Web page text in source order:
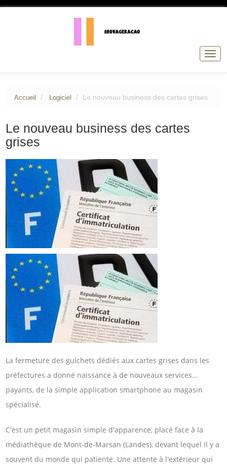
Accueil Logiciel Le nouveau business des cartes grises
Le nouveau business des cartes
grises
La fermeture des guichets dédiés aux cartes grises dans les
préfectures a donné naissance à de nouveaux services…
payants, de la simple application smartphone au magasin
spécialisé.
C'est un petit magasin simple d'apparence, placé face à la
médiathèque de Mont-de-Marsan (Landes), devant lequel il y a
souvent du monde qui patiente. Une attente à l'extérieur qui